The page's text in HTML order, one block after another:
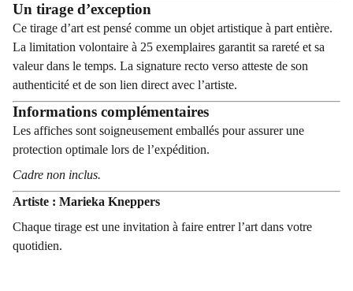
Un tirage d’exception
Ce tirage d’art est pensé comme un objet artistique à part entière.
La limitation volontaire à 25 exemplaires garantit sa rareté et sa
valeur dans le temps. La signature recto verso atteste de son
authenticité et de son lien direct avec l’artiste.
Informations complémentaires
Les affiches sont soigneusement emballés pour assurer une
protection optimale lors de l’expédition.
Cadre non inclus.
Artiste : Marieka Kneppers
Chaque tirage est une invitation à faire entrer l’art dans votre
quotidien.